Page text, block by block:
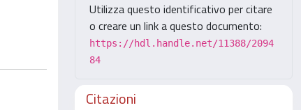
Utilizza questo identificativo per citare
o creare un link a questo documento:
https://hdl.handle.net/11388/2094
84
Citazioni